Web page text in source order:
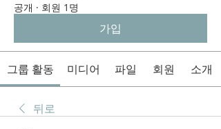
공개 · 회원 1명
가입
그룹 활동 미디어 파일 회원 소개
뒤로